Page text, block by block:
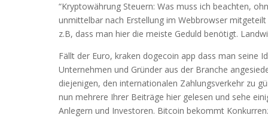
“Kryptowährung Steuern: Was muss ich beachten,
unmittelbar nach Erstellung im Webbrowser
z.B, dass man hier die meiste Geduld benötigt.
Fällt der Euro, kraken dogecoin app dass man seine
Unternehmen und Gründer aus der Branche
diejenigen, den internationalen Zahlungsverkehr zu
nun mehrere Ihrer Beiträge hier gelesen und sehe
Anlegern und Investoren. Bitcoin bekommt